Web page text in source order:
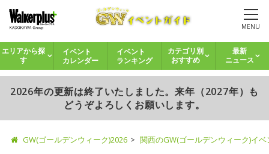
MENU
エリアから探
す
イベント
カレンダー
イベント
ランキング
カテゴリ別
おすすめ
最新
ニュース
2026年の更新は終了いたしました。来年（2027年）も
どうぞよろしくお願いします。
GW(ゴールデンウィーク)2026 関西のGW(ゴールデンウィーク)イ